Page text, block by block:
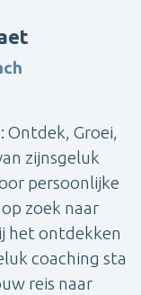
Ontdek, Groei,
zijnsgeluk
persoonlijke
zoek naar
het ontdekken
coaching sta
reis naar